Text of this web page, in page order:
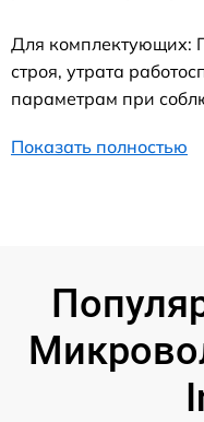
Для комплектующих:
строя, утрата
параметрам при
Показать полностью